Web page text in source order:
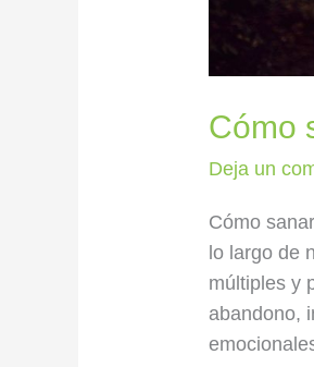
Cómo
Deja un
Cómo
lo largo de
múltiples y
abandono,